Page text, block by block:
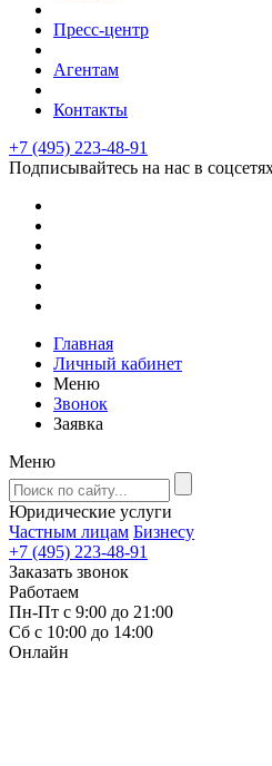
Пресс-центр
Агентам
Контакты
+7 (495) 223-48-91
Подписывайтесь на нас в
Главная
Личный кабинет
Меню
Звонок
Заявка
Меню
Юридические услуги
Частным лицам Бизнесу
+7 (495) 223-48-91
Заказать звонок
Работаем
Пн-Пт с 9:00 до 21:00
Сб с 10:00 до 14:00
Онлайн